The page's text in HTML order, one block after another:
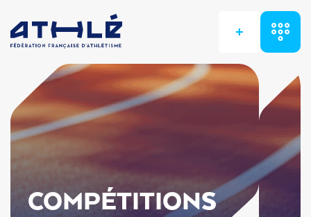
+
COMPÉTITIONS